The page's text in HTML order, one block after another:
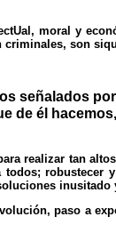
moral y
son
señalados
de él
realizar tan
inusitado
paso a